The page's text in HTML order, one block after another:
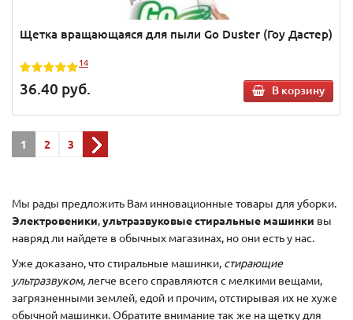
Щетка вращающаяся для пыли Go Duster (Гоу Дастер)
14
36.40 руб. В корзину
1 2 3
Мы рады предложить Вам инновационные товары для уборки.
Электровеники,ультразвуковые стиральные машинки вы
навряд ли найдете в обычных магазинах, но они есть у нас.
Уже доказано, что стиральные машинки, стирающие
ультразвуком, легче всего справляются с мелкими вещами,
загрязненными землей, едой и прочим, отстирывая их не хуже
обычной машинки. Обратите внимание так же на щетку для